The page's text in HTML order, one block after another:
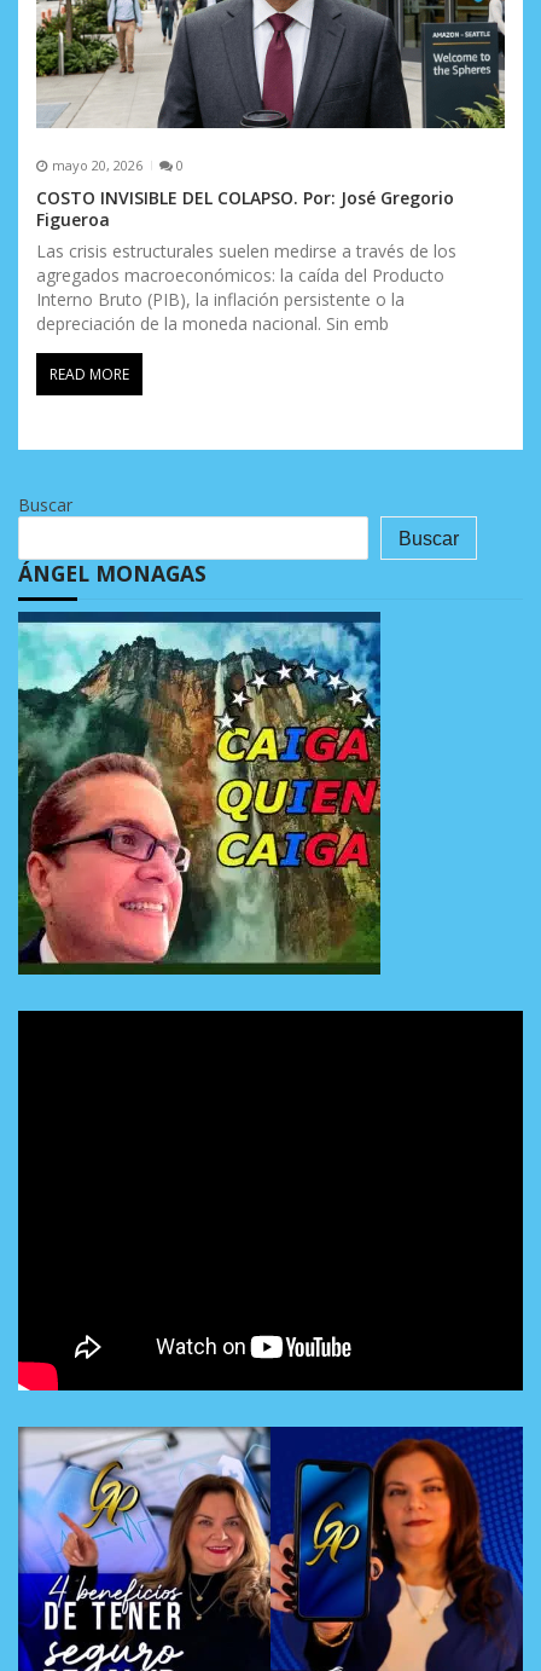
mayo 20, 2026 0
COSTO INVISIBLE DEL COLAPSO. Por: José Gregorio
Figueroa
Las crisis estructurales suelen medirse a través de los
agregados macroeconómicos: la caída del Producto
Interno Bruto (PIB), la inflación persistente o la
depreciación de la moneda nacional. Sin emb
READ MORE
Buscar
Buscar
ÁNGEL MONAGAS